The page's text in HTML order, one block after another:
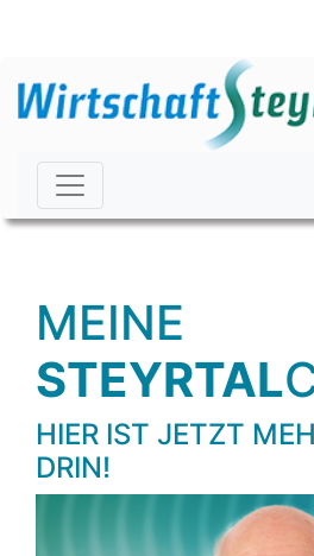
MEINE
STEYRTAL
HIER IST JETZT
DRIN!